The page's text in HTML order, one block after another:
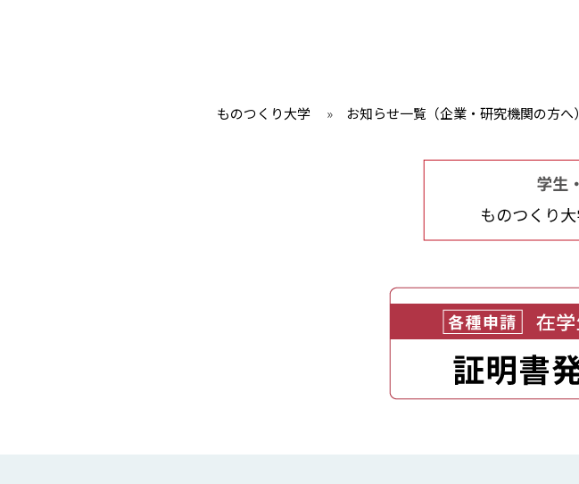
ものつくり大学 » お知らせ一覧（企業・研究機関の方へ）